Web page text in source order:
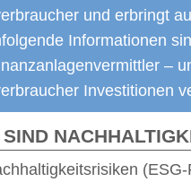
und erbringt
Informationen
–
Investitionen